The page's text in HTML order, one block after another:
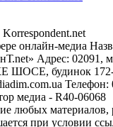
онлайн-медиа
Адрес: 02091,
будинок 172-
Телефон:
медиа - R40-06068
любых
при условии